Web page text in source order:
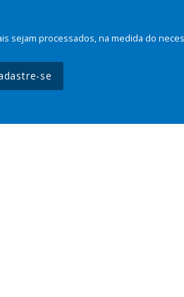
processados, na medida do
se